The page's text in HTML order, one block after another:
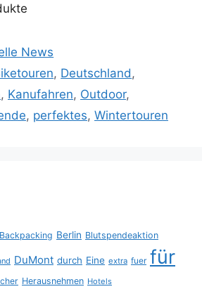
News
, Deutschland ,
, Kanufahren, Outdoor,
, perfektes, Wintertouren
Backpacking Berlin Blutspendeaktion
DuMont durch Eine extra fuer für
Herausnehmen Hotels